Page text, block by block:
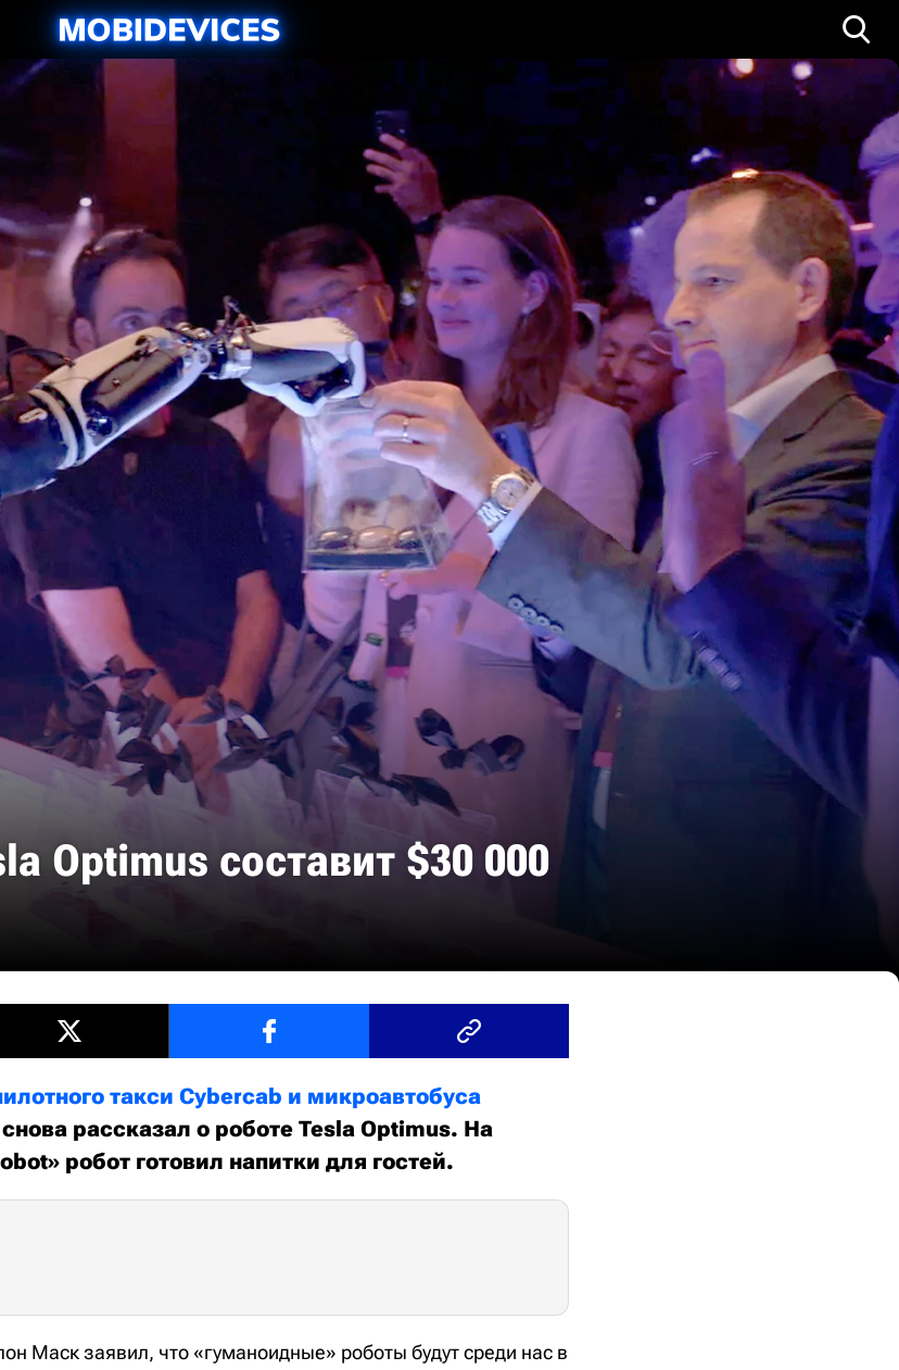
Optimus составит $30 000
такси Cybercab и микроавтобуса
рассказал о роботе Tesla Optimus. На
робот готовил напитки для гостей.
Маск заявил, что «гуманоидные» роботы будут среди нас в